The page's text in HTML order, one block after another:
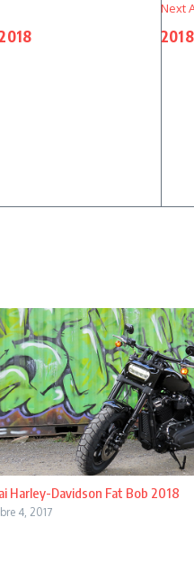
Next
Harley-Davidson Fat Bob 2018
4, 2017